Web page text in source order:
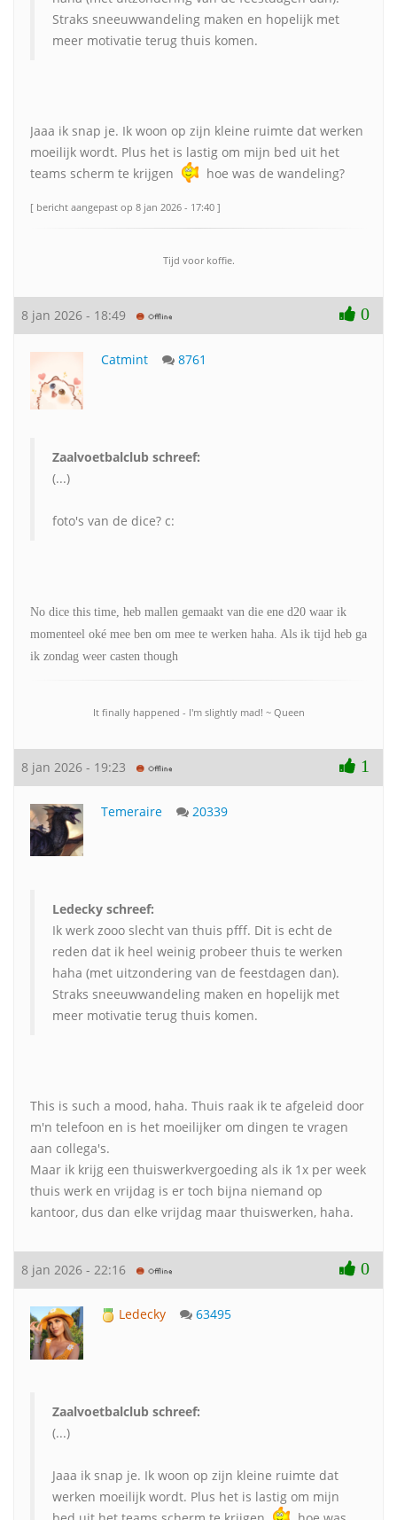
Straks sneeuwwandeling maken en hopelijk met
meer motivatie terug thuis komen.
Jaaa ik snap je. Ik woon op zijn kleine ruimte dat werken
moeilijk wordt. Plus het is lastig om mijn bed uit het
teams scherm te krijgen
hoe was de wandeling?
[ bericht aangepast op 8 jan 2026 - 17:40 ]
Tijd voor koffie.
8 jan 2026 - 18:49 0
Catmint 8761
Zaalvoetbalclub schreef:
(...)
foto's van de dice? c:
No dice this time, heb mallen gemaakt van die ene d20 waar ik
momenteel oké mee ben om mee te werken haha. Als ik tijd heb ga
ik zondag weer casten though
It finally happened - I'm slightly mad! ~ Queen
8 jan 2026 - 19:23 1
Temeraire 20339
Ledecky schreef:
Ik werk zooo slecht van thuis pfff. Dit is echt de
reden dat ik heel weinig probeer thuis te werken
haha (met uitzondering van de feestdagen dan).
Straks sneeuwwandeling maken en hopelijk met
meer motivatie terug thuis komen.
This is such a mood, haha. Thuis raak ik te afgeleid door
m'n telefoon en is het moeilijker om dingen te vragen
aan collega's.
Maar ik krijg een thuiswerkvergoeding als ik 1x per week
thuis werk en vrijdag is er toch bijna niemand op
kantoor, dus dan elke vrijdag maar thuiswerken, haha.
8 jan 2026 - 22:16 0
Ledecky 63495
Zaalvoetbalclub schreef:
(...)
Jaaa ik snap je. Ik woon op zijn kleine ruimte dat
werken moeilijk wordt. Plus het is lastig om mijn